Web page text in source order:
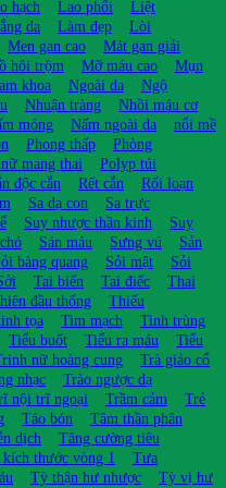
hạch Lao phổi
Liệt
da Làm đẹp
Lòi
Men gan cao
Mát gan giải
hôi trộm Mỡ máu cao
Mụn
khoa Ngoài da
Ngộ
Nhuận tràng
Nhồi máu cơ
móng Nấm ngoài da
nổi mề
Phong thấp
Phòng
mang thai
Polyp túi
độc cắn Rết cắn
Rối loạn
Sa dạ con
Sa trực
Suy nhược thần kinh
Suy
Sán máu Sưng vú
Sản
bàng quang Sỏi mật
Sỏi
Tai biến Tai điếc
Thai
đầu thống
Thiếu
tọa Tim mạch
Tinh trùng
Tiểu buốt Tiểu ra máu
Tiểu
nữ hoàng cung
Trà giảo cổ
nhạc
Trào ngược dạ
nội trĩ ngoại Trầm cảm
Trẻ
Táo bón
Tâm thần phân
dịch
Tăng cường tiêu
kích thước vòng 1
Tưa
Tỳ thận hư nhược
Tỳ vị hư